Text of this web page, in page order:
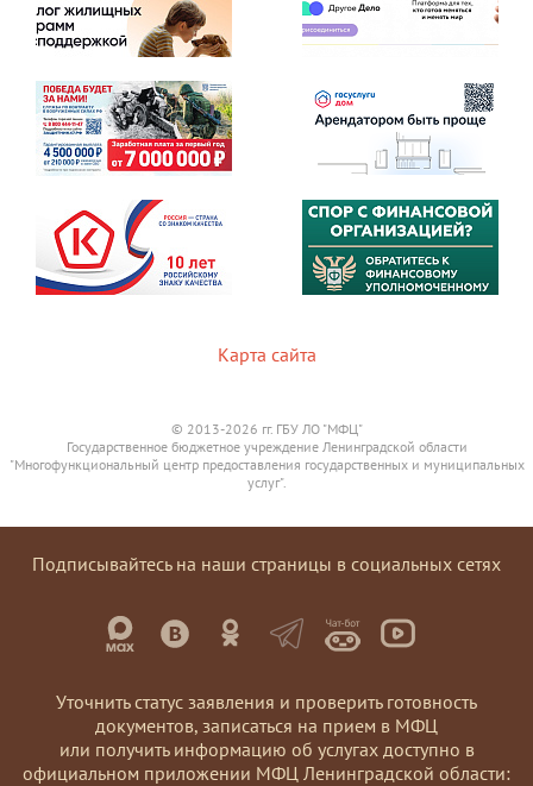
Карта сайта
© 2013-2026 гг. ГБУ ЛО "МФЦ"
Государственное бюджетное учреждение Ленинградской области
"Многофункциональный центр предоставления государственных и муниципальных
услуг".
Подписывайтесь на наши страницы в социальных сетях
Уточнить статус заявления и проверить готовность
документов, записаться на прием в МФЦ
или получить информацию об услугах доступно в
официальном приложении МФЦ Ленинградской области: